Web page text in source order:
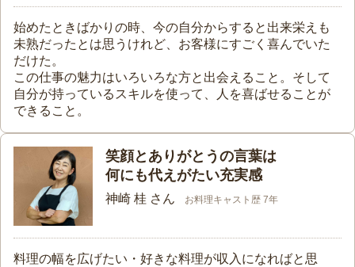
始めたときばかりの時、今の自分からすると出来栄えも
未熟だったとは思うけれど、お客様にすごく喜んでいた
だけた。
この仕事の魅力はいろいろな方と出会えること。そして
自分が持っているスキルを使って、人を喜ばせることが
できること。
笑顔とありがとうの言葉は
何にも代えがたい充実感
神崎 桂 さん お料理キャスト歴 7年
料理の幅を広げたい・好きな料理が収入になればと思